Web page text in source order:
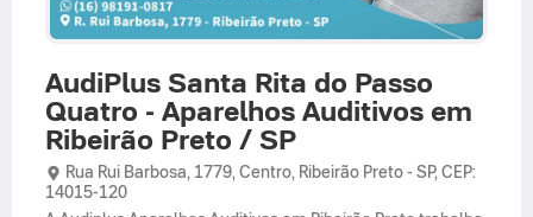
AudiPlus Santa Rita do Passo
Quatro - Aparelhos Auditivos em
Ribeirão Preto / SP
Rua Rui Barbosa, 1779, Centro, Ribeirão Preto- SP, CEP:
14015-120